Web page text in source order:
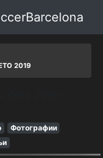
2019
Фотографии